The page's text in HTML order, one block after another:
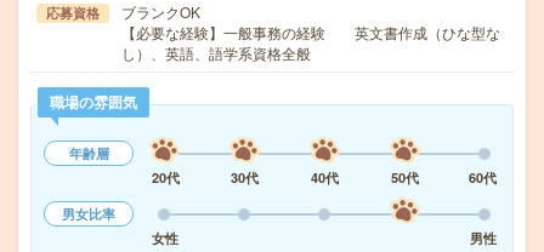
応募資格
ブランクOK
【必要な経験】一般事務の経験 英文書作成（ひな型な
し）、英語、語学系資格全般
職場の雰囲気
年齢層
20代
30代 40代 50代
60代
男女比率
女性
男性